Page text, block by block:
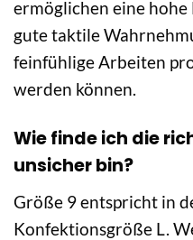
ermöglichen eine
gute taktile
feinfühlige Arbeiten
werden können.
Wie finde ich die
unsicher bin?
Größe 9 entspricht in
Konfektionsgröße L.